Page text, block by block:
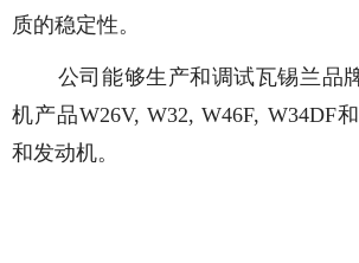
质的稳定性。
公司能够生产和调试瓦锡兰品
机产品W26V, W32, W46F, W34DF
和发动机。